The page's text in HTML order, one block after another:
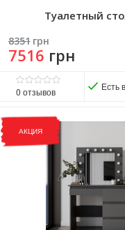
Туалетный
8351 грн
7516 грн
0 отзывов Есть
Матеріал фасаду:
Виробник:
Мир Мебели
Матеріал:
ДСП
Матеріал каркасу:
ДСП
АКЦИЯ